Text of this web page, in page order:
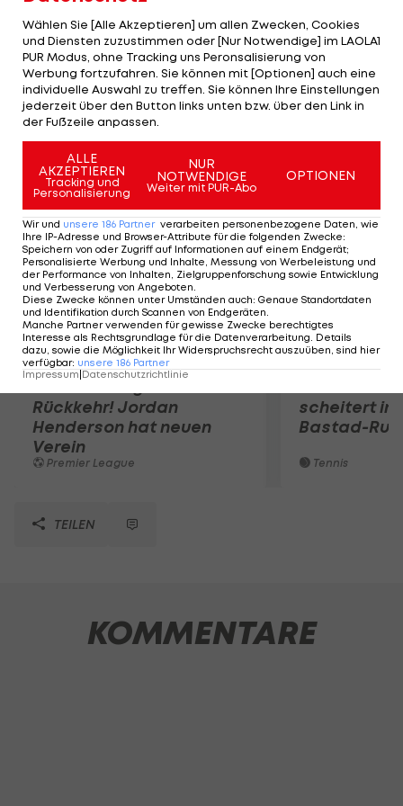
Pehlivan, der am Mittwoch sein Comeback im
ÖFB-Team gab, wechselte im Sommer von Rapid
nach Gaziantep, einer Stadt an der syrischen
Grenze. Der Verein liegt aktuell auf Rang 13 der
Tabelle.
Mehr zum Thema
Rückkehr! Jordan
Henderson hat neuen
Verein
Premier League
scheitert in
Bastad-
Tennis
TEILEN
KOMMENTARE
Wählen Sie [Alle Akzeptieren] um allen Zwecken, Cookies
und Diensten zuzustimmen oder [Nur Notwendige] im LAOLA1
PUR Modus, ohne Tracking uns Peronsalisierung von
Werbung fortzufahren. Sie können mit [Optionen] auch eine
individuelle Auswahl zu treffen. Sie können Ihre Einstellungen
jederzeit über den Button links unten bzw. über den Link in
der Fußzeile anpassen.
ALLE
AKZEPTIEREN
Tracking und
Personalisierung
NUR
NOTWENDIGE
Weiter mit PUR-Abo
OPTIONEN
Wir und unsere 186 Partner verarbeiten personenbezogene Daten, wie
Ihre IP-Adresse und Browser-Attribute für die folgenden Zwecke:
Speichern von oder Zugriff auf Informationen auf einem Endgerät;
Personalisierte Werbung und Inhalte, Messung von Werbeleistung und
der Performance von Inhalten, Zielgruppenforschung sowie Entwicklung
und Verbesserung von Angeboten.
Diese Zwecke können unter Umständen auch: Genaue Standortdaten
und Identifikation durch Scannen von Endgeräten.
Manche Partner verwenden für gewisse Zwecke berechtigtes
Interesse als Rechtsgrundlage für die Datenverarbeitung. Details
dazu, sowie die Möglichkeit Ihr Widerspruchsrecht auszuüben, sind hier
verfügbar: unsere 186 Partner
Impressum Datenschutzrichtlinie